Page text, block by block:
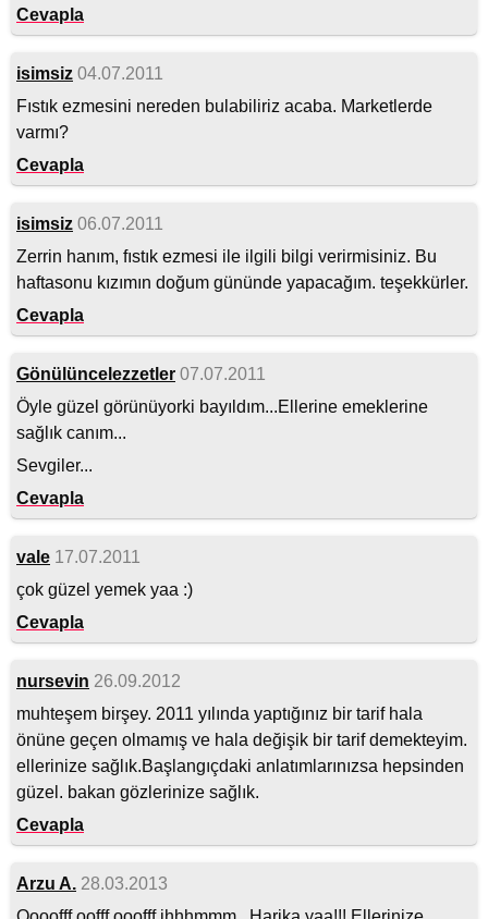
Cevapla
isimsiz 04.07.2011
Fıstık ezmesini nereden bulabiliriz acaba. Marketlerde
varmı?
Cevapla
isimsiz 06.07.2011
Zerrin hanım, fıstık ezmesi ile ilgili bilgi verirmisiniz. Bu
haftasonu kızımın doğum gününde yapacağım. teşekkürler.
Cevapla
Gönülüncelezzetler 07.07.2011
Öyle güzel görünüyorki bayıldım...Ellerine emeklerine
sağlık canım...
Sevgiler...
Cevapla
vale 17.07.2011
çok güzel yemek yaa :)
Cevapla
nursevin 26.09.2012
muhteşem birşey. 2011 yılında yaptığınız bir tarif hala
önüne geçen olmamış ve hala değişik bir tarif demekteyim.
ellerinize sağlık.Başlangıçdaki anlatımlarınızsa hepsinden
güzel. bakan gözlerinize sağlık.
Cevapla
Arzu A. 28.03.2013